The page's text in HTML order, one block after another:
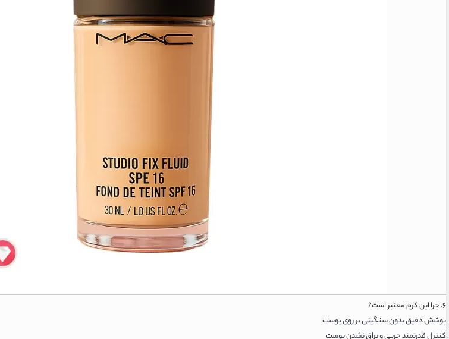
۶. چرا این کرم معتبر است؟
پوشش دقیق بدون سنگینی بر روی پوست